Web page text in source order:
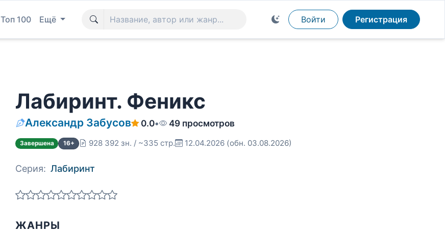
Топ 100 Ещё Войти Регистрация
Лабиринт. Феникс
Александр Забусов 0.0• 49 просмотров
Завершена 16+ 928 392 зн. / ~335 стр. 12.04.2026 (обн. 03.08.2026)
Серия: Лабиринт
ЖАНРЫ